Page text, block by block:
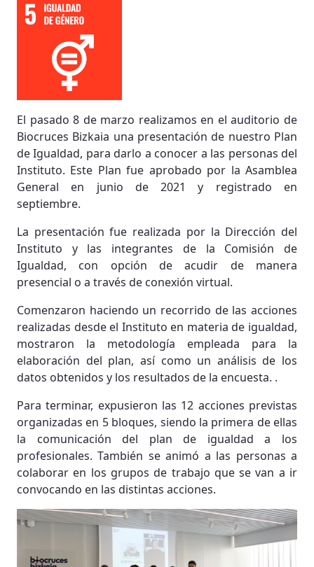
El pasado 8 de marzo realizamos en el auditorio de
Biocruces Bizkaia una presentación de nuestro Plan
de Igualdad, para darlo a conocer a las personas del
Instituto. Este Plan fue aprobado por la Asamblea
General en junio de 2021 y registrado en
septiembre.
La presentación fue realizada por la Dirección del
Instituto y las integrantes de la Comisión de
Igualdad, con opción de acudir de manera
presencial o a través de conexión virtual.
Comenzaron haciendo un recorrido de las acciones
realizadas desde el Instituto en materia de igualdad,
mostraron la metodología empleada para la
elaboración del plan, así como un análisis de los
datos obtenidos y los resultados de la encuesta. .
Para terminar, expusieron las 12 acciones previstas
organizadas en 5 bloques, siendo la primera de ellas
la comunicación del plan de igualdad a los
profesionales. También se animó a las personas a
colaborar en los grupos de trabajo que se van a ir
convocando en las distintas acciones.